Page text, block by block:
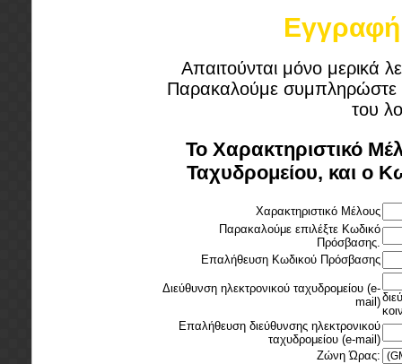
Εγγραφή
Απαιτούνται μόνο μερικά
Παρακαλούμε συμπληρώστε
του
Το Χαρακτηριστικό
Ταχυδρομείου, και ο
Χαρακτηριστικό Μέλους
Παρακαλούμε επιλέξτε Κωδικό
Πρόσβασης.
Επαλήθευση Κωδικού Πρόσβασης
Διεύθυνση ηλεκτρονικού ταχυδρομείου (e-
mail)
Επαλήθευση διεύθυνσης ηλεκτρονικού
ταχυδρομείου (e-mail)
Ζώνη Ώρας: